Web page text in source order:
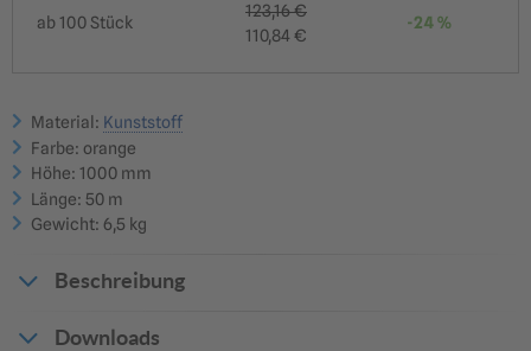
ab100 Stück
123,16 €
110,84 €
-24 %
Material: Kunststoff
Farbe: orange
Höhe: 1000 mm
Länge: 50 m
Gewicht: 6,5 kg
Beschreibung
Downloads